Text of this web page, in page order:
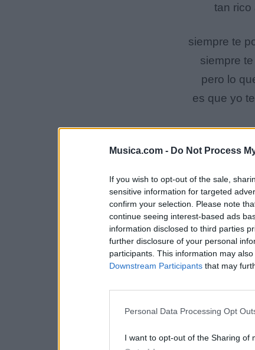
Musica.com - Do Not Process
If you wish to opt-out of the sale,
sensitive information for targeted
confirm your selection. Please note
continue seeing interest-based ads
information disclosed to third parties
further disclosure of your personal
participants. This information may
Downstream Participants that may
Personal Data Processing Opt
I want to opt-out of the Sharing of
tan rico
siempre te
siempre
pero lo
es que yo
mirate , que no vez
mirate , que no
tu